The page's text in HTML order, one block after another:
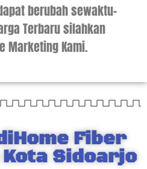
berubah sewaktu-
Terbaru silahkan
Marketing Kami.
Fiber
Sidoarjo